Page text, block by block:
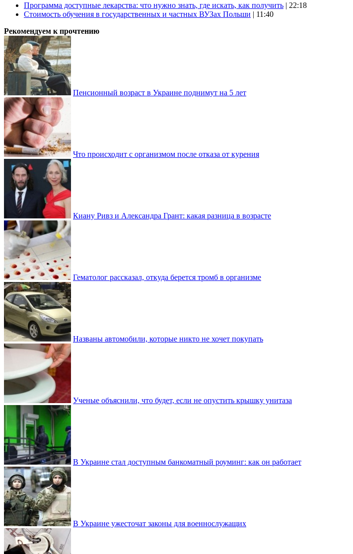
Программа доступные лекарства: что нужно знать, где искать, как получить | 22:18
Стоимость обучения в государственных и частных ВУЗах Польши | 11:40
Рекомендуем к прочтению
Пенсионный возраст в Украине поднимут на 5 лет
Что происходит с организмом после отказа от курения
Киану Ривз и Александра Грант: какая разница в возрасте
Гематолог рассказал, откуда берется тромб в организме
Названы автомобили, которые никто не хочет покупать
Ученые объяснили, что будет, если не опустить крышку унитаза
В Украине стал доступным банкоматный роуминг: как он работает
В Украине ужесточат законы для военнослужащих